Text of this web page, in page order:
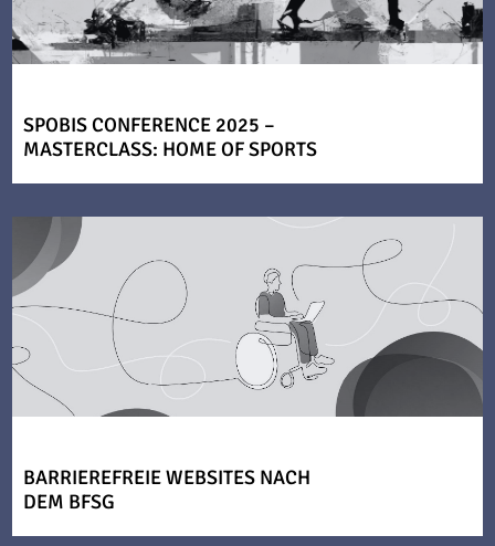
SPOBIS CONFERENCE 2025 –
MASTERCLASS: HOME OF SPORTS
BARRIEREFREIE WEBSITES NACH
DEM BFSG